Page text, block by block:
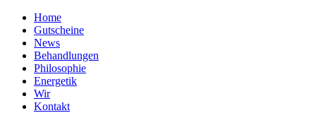
Home
Gutscheine
News
Behandlungen
Philosophie
Energetik
Wir
Kontakt